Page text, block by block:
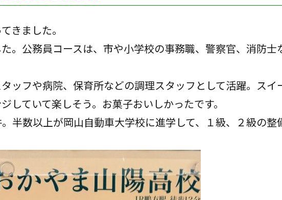
きました。
。公務員コースは、市や小学校の事務職、警察官、消防士
ッフや病院、保育所などの調理スタッフとして活躍。スイ
していて楽しそう。お菓子おいしかったです。
半数以上が岡山自動車大学校に進学して、１級、２級の整